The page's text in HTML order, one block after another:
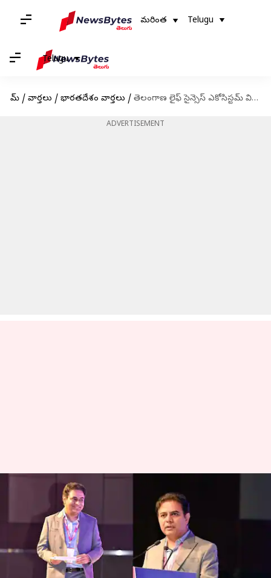
మరింత Telugu
Telugu
హోమ్ / వార్తలు / భారతదేశం వార్తలు / తెలంగాణ లైఫ్ సైన్సెస్ ఎకోసిస్టమ్ విలువను రూ.20.5లక్షల కోట్లకు తీసుకెళ్లడమే లక్ష్యం: కేటీఆర్
ADVERTISEMENT
తెలంగాణ లైఫ్ సైన్సెస్ ఎకోసిస్టమ్
విలువను రూ.20.5లక్షల కోట్లకు
తీసుకెళ్లడమే లక్ష్యం: కేటీఆర్
వ్రాసిన వారు Stalin Feb 24, 2023 06:15 pm